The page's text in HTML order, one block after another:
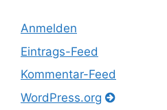
Anmelden
Eintrags-Feed
Kommentar-Feed
WordPress.org